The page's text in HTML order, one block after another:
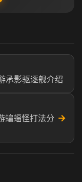
承影驱逐舰介绍
蝙蝠怪打法分 →